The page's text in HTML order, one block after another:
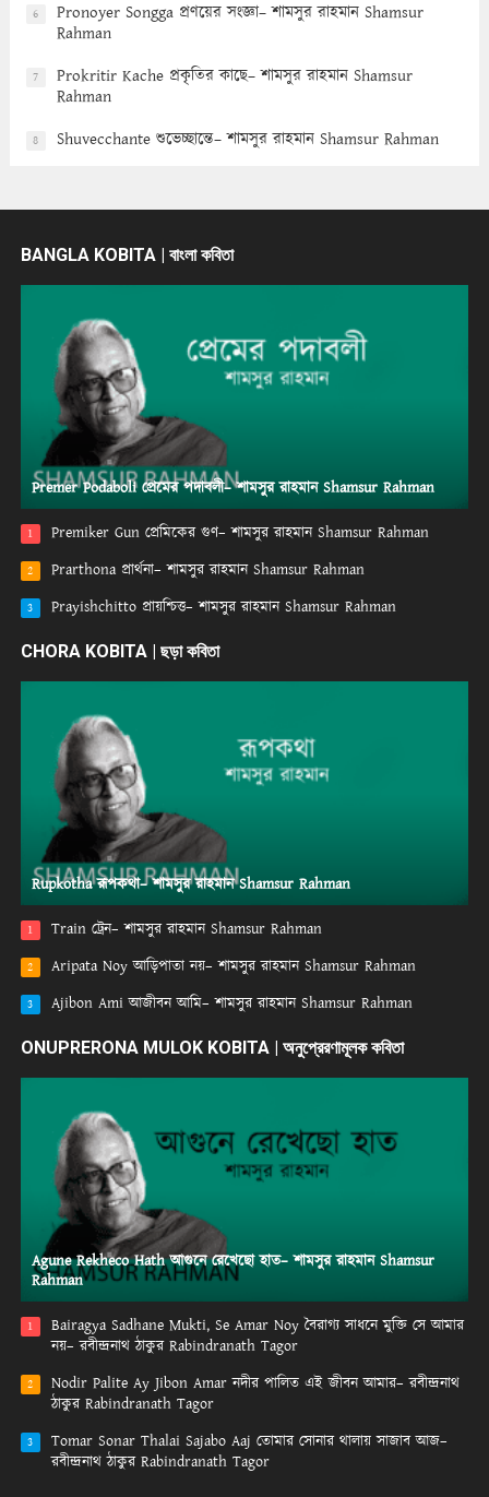
6
Pronoyer Songga প্রণয়ের সংজ্ঞা– শামসুর রাহমান Shamsur
Rahman
7
Prokritir Kache প্রকৃতির কাছে– শামসুর রাহমান Shamsur
Rahman
8 Shuvecchante শুভেচ্ছান্তে– শামসুর রাহমান Shamsur Rahman
BANGLA KOBITA | বাংলা কবিতা
Premer Podaboli প্রেমের পদাবলী– শামসুর রাহমান Shamsur Rahman
1 Premiker Gun প্রেমিকের গুণ– শামসুর রাহমান Shamsur Rahman
2 Prarthona প্রার্থনা– শামসুর রাহমান Shamsur Rahman
3 Prayishchitto প্রায়শ্চিত্ত– শামসুর রাহমান Shamsur Rahman
CHORA KOBITA | ছড়া কবিতা
Rupkotha রূপকথা– শামসুর রাহমান Shamsur Rahman
1 Train ট্রেন– শামসুর রাহমান Shamsur Rahman
2 Aripata Noy আড়িপাতা নয়– শামসুর রাহমান Shamsur Rahman
3 Ajibon Ami আজীবন আমি– শামসুর রাহমান Shamsur Rahman
ONUPRERONA MULOK KOBITA | অনুপ্রেরণামূলক কবিতা
Agune Rekheco Hath আগুনে রেখেছো হাত– শামসুর রাহমান Shamsur
Rahman
1
Bairagya Sadhane Mukti, Se Amar Noy বৈরাগ্য সাধনে মুক্তি সে আমার
নয়– রবীন্দ্রনাথ ঠাকুর Rabindranath Tagor
2
Nodir Palite Ay Jibon Amar নদীর পালিত এই জীবন আমার– রবীন্দ্রনাথ
ঠাকুর Rabindranath Tagor
3
Tomar Sonar Thalai Sajabo Aaj তোমার সোনার থালায় সাজাব আজ–
রবীন্দ্রনাথ ঠাকুর Rabindranath Tagor